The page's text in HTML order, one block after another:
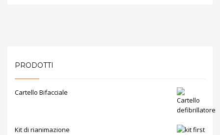
PRODOTTI
Cartello Bifacciale
Kit di rianimazione